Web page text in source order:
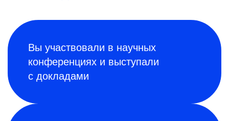
Вы участвовали в научных
конференциях и выступали
с докладами